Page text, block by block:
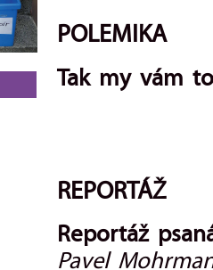
POLEMIKA
Tak my vám
REPORTÁŽ
Reportáž
Pavel